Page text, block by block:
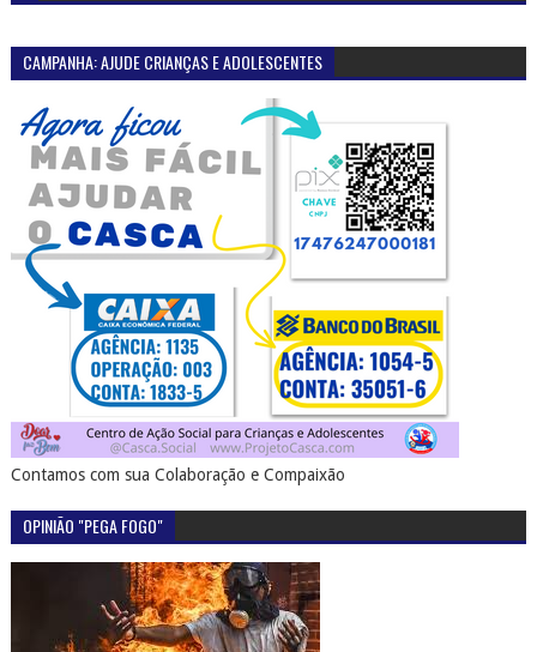
CAMPANHA: AJUDE CRIANÇAS E ADOLESCENTES
Contamos com sua Colaboração e Compaixão
OPINIÃO "PEGA FOGO"